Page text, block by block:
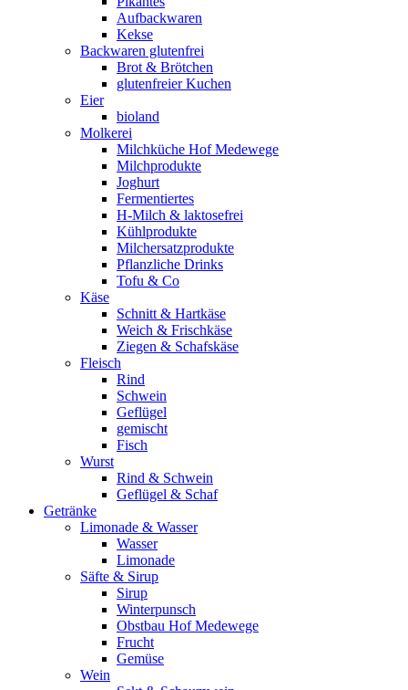
Aufbackwaren
Kekse
Backwaren glutenfrei
Brot & Brötchen
glutenfreier Kuchen
Eier
bioland
Molkerei
Milchküche Hof Medewege
Milchprodukte
Joghurt
Fermentiertes
H-Milch & laktosefrei
Kühlprodukte
Milchersatzprodukte
Pflanzliche Drinks
Tofu & Co
Käse
Schnitt & Hartkäse
Weich & Frischkäse
Ziegen & Schafskäse
Fleisch
Rind
Schwein
Geflügel
gemischt
Fisch
Wurst
Rind & Schwein
Geflügel & Schaf
Getränke
Limonade & Wasser
Wasser
Limonade
Säfte & Sirup
Sirup
Winterpunsch
Obstbau Hof Medewege
Frucht
Gemüse
Wein